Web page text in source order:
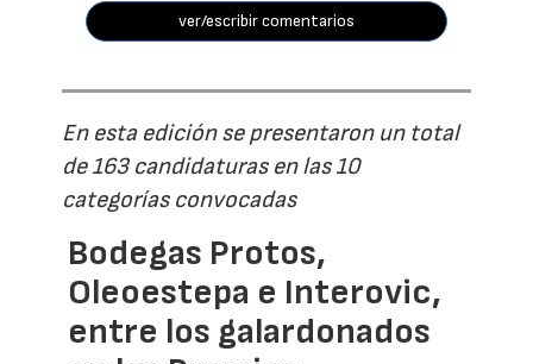
ver/escribir comentarios
En esta edición se presentaron un total
de 163 candidaturas en las 10
categorías convocadas
Bodegas Protos,
Oleoestepa e Interovic,
entre los galardonados